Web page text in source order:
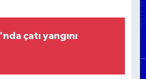
çatı yangını